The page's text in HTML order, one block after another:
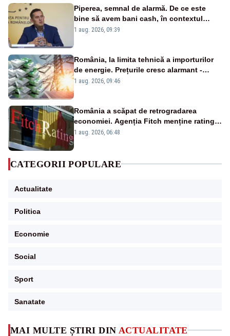
MAI MULTE ȘTIRI DIN ACTUALITATE
Piperea, semnal de alarmă. De ce este
bine să avem bani cash, în contextul
alertei energetice?
1 aug. 2026, 09:39
România, la limita tehnică a importurilor
de energie. Prețurile cresc alarmant -
Analiză Realitatea Plus
1 aug. 2026, 09:46
România a scăpat de retrogradarea
economiei. Agenția Fitch menține ratingul
„BBB-” cu perspectivă negativă
1 aug. 2026, 06:48
CATEGORII POPULARE
Actualitate
Politica
Economie
Social
Sport
Sanatate